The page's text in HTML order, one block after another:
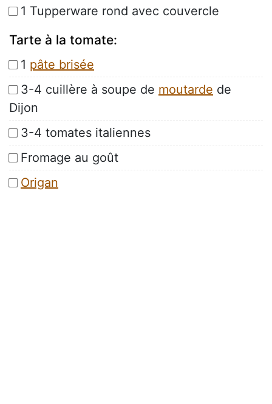
1 Tupperware rond avec couvercle
Tarte à la tomate:
1 pâte brisée
3-4 cuillère à soupe de moutarde de
Dijon
3-4 tomates italiennes
Fromage au goût
Origan